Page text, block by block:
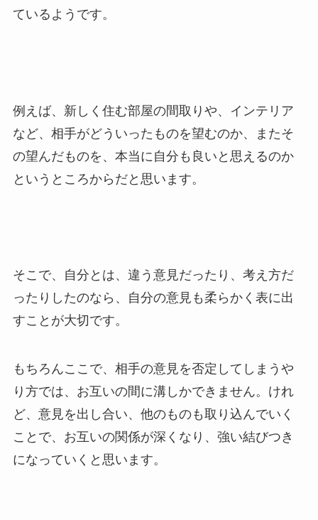
ているようです。
例えば、新しく住む部屋の間取りや、インテリア
など、相手がどういったものを望むのか、またそ
の望んだものを、本当に自分も良いと思えるのか
というところからだと思います。
そこで、自分とは、違う意見だったり、考え方だ
ったりしたのなら、自分の意見も柔らかく表に出
すことが大切です。
もちろんここで、相手の意見を否定してしまうや
り方では、お互いの間に溝しかできません。けれ
ど、意見を出し合い、他のものも取り込んでいく
ことで、お互いの関係が深くなり、強い結びつき
になっていくと思います。